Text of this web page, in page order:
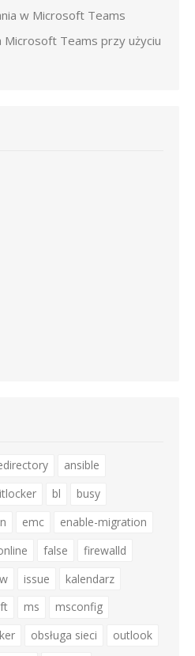
w Microsoft Teams
Microsoft Teams przy użyciu
ansible
bl
busy
emc
enable-migration
false
firewalld
issue
kalendarz
ms
msconfig
obsługa sieci
outlook